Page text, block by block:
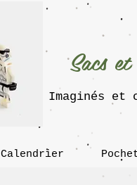
Calendrier
Imaginés et
Sacs